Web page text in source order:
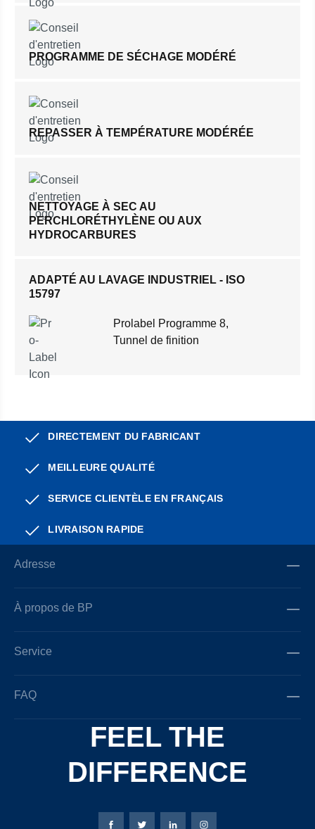
PROGRAMME DE SÉCHAGE MODÉRÉ
REPASSER À TEMPÉRATURE MODÉRÉE
NETTOYAGE À SEC AU
PERCHLORÉTHYLÈNE OU AUX
HYDROCARBURES
ADAPTÉ AU LAVAGE INDUSTRIEL - ISO
15797
Prolabel Programme 8,
Tunnel de finition
DIRECTEMENT DU FABRICANT
MEILLEURE QUALITÉ
SERVICE CLIENTÈLE EN FRANÇAIS
LIVRAISON RAPIDE
Adresse
À propos de BP
Service
FAQ
FEEL THE
DIFFERENCE